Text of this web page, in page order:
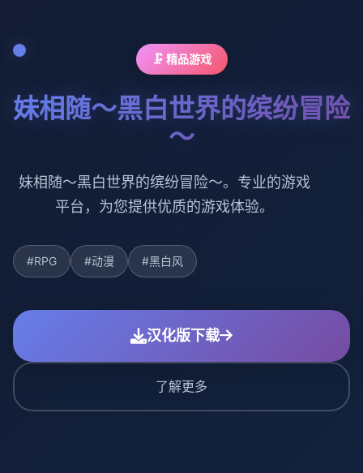
🗜️ 精品游戏
妹相随～黑白世界的缤纷冒险
～
妹相随～黑白世界的缤纷冒险～。专业的游戏
平台，为您提供优质的游戏体验。
#RPG #动漫 #黑白风
汉化版下载
了解更多